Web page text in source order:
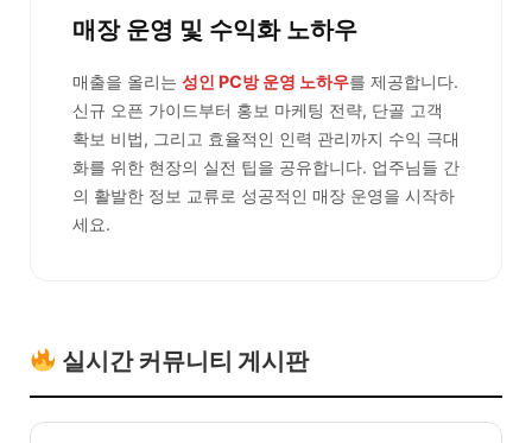
매장 운영 및 수익화 노하우
매출을 올리는 성인 PC방 운영 노하우를 제공합니다.
신규 오픈 가이드부터 홍보 마케팅 전략, 단골 고객
확보 비법, 그리고 효율적인 인력 관리까지 수익 극대
화를 위한 현장의 실전 팁을 공유합니다. 업주님들 간
의 활발한 정보 교류로 성공적인 매장 운영을 시작하
세요.
실시간 커뮤니티 게시판